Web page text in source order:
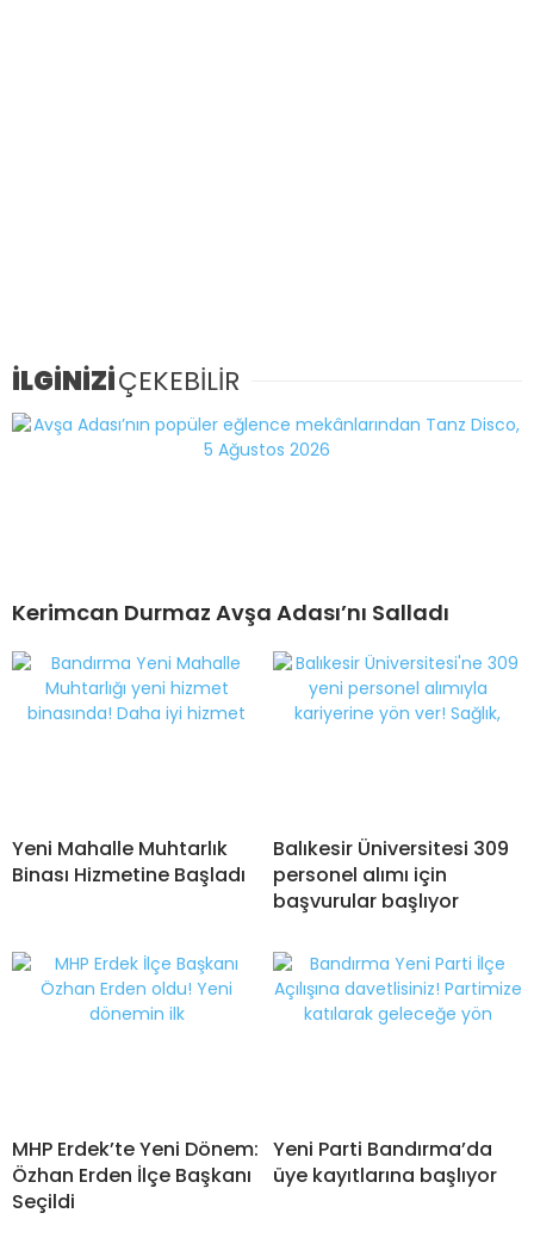
İLGİNİZİÇEKEBİLİR
Kerimcan Durmaz Avşa Adası’nı Salladı
Yeni Mahalle Muhtarlık
Binası Hizmetine Başladı
Balıkesir Üniversitesi 309
personel alımı için
başvurular başlıyor
MHP Erdek’te Yeni Dönem:
Özhan Erden İlçe Başkanı
Seçildi
Yeni Parti Bandırma’da
üye kayıtlarına başlıyor